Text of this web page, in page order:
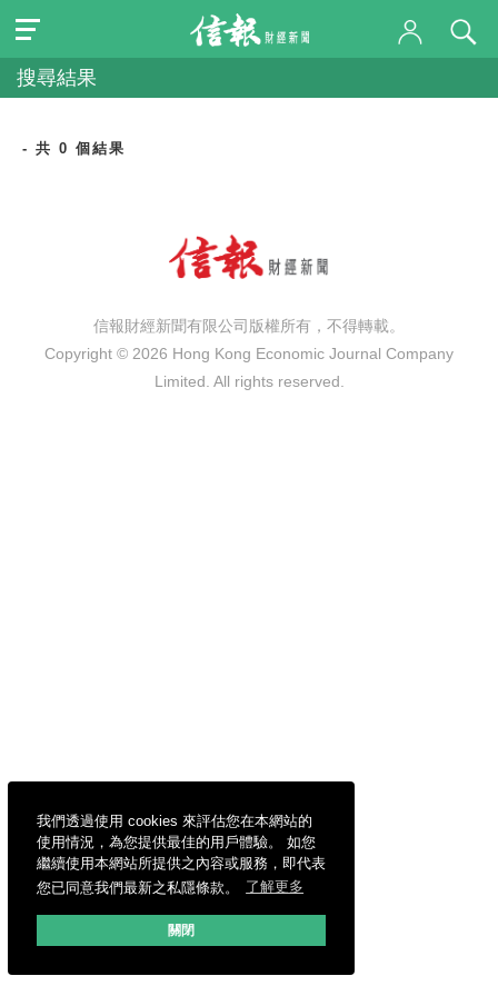
我們透過使用 cookies 來評估您在本網站的
使用情況，為您提供最佳的用戶體驗。 如您
繼續使用本網站所提供之內容或服務，即代表
您已同意我們最新之私隱條款。
了解更多
關閉
搜尋結果
- 共 0 個結果
信報財經新聞有限公司版權所有，不得轉載。
Copyright © 2026 Hong Kong Economic Journal Company
Limited. All rights reserved.